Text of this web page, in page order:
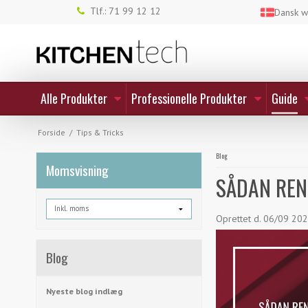
Tlf.: 71 99 12 12 Dansk
Alle Produkter Professionelle Produkter Guide
Forside / Tips & Tricks
Momsvisning
Blog
Nyeste blog indlæg
Blog
SÅDAN
Oprettet d. 06/09